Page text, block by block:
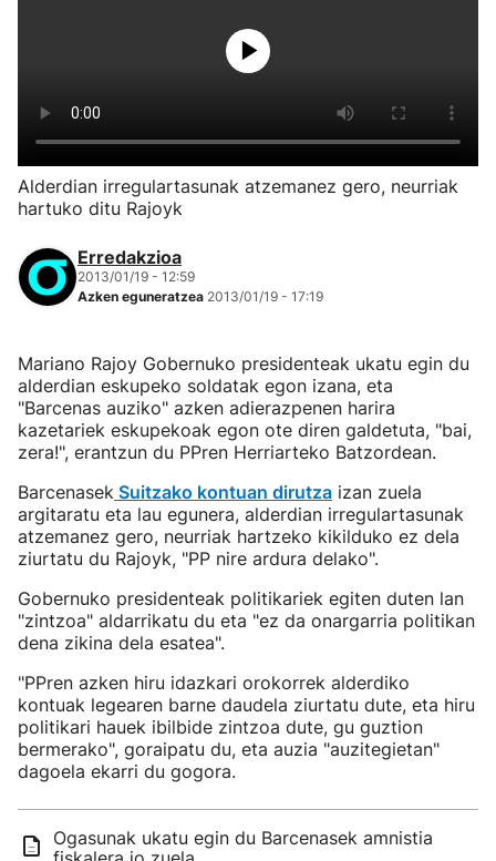
Alderdian irregulartasunak atzemanez gero, neurriak
hartuko ditu Rajoyk
Erredakzioa
2013/01/19 - 12:59
Azken eguneratzea 2013/01/19 - 17:19
Mariano Rajoy Gobernuko presidenteak ukatu egin du
alderdian eskupeko soldatak egon izana, eta
"Barcenas auziko" azken adierazpenen harira
kazetariek eskupekoak egon ote diren galdetuta, "bai,
zera!", erantzun du PPren Herriarteko Batzordean.
Barcenasek Suitzako kontuan dirutza izan zuela
argitaratu eta lau egunera, alderdian irregulartasunak
atzemanez gero, neurriak hartzeko kikilduko ez dela
ziurtatu du Rajoyk, "PP nire ardura delako".
Gobernuko presidenteak politikariek egiten duten lan
"zintzoa" aldarrikatu du eta "ez da onargarria politikan
dena zikina dela esatea".
"PPren azken hiru idazkari orokorrek alderdiko
kontuak legearen barne daudela ziurtatu dute, eta hiru
politikari hauek ibilbide zintzoa dute, gu guztion
bermerako", goraipatu du, eta auzia "auzitegietan"
dagoela ekarri du gogora.
Ogasunak ukatu egin du Barcenasek amnistia